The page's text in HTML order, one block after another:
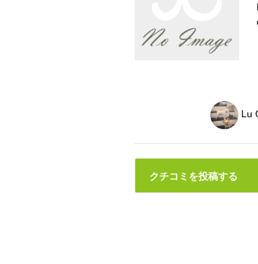
Lu
クチコミを投稿する